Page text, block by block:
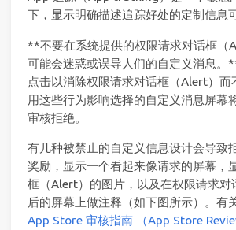
下，显示明确描述追踪好处的定制信息
**不要在系统提供的权限请求对话框（
可能会迷惑或误导人们的自定义消息。
点击以消除权限请求对话框（Alert）而
用这些行为影响选择的自定义消息屏幕
审核拒绝。
有几种被禁止的自定义信息设计会导致
奖励，显示一个看起来像请求的屏幕，
框（Alert）的图片，以及在权限请求
后的屏幕上做注释（如下图所示）。有
App Store 审核指南 （App Store